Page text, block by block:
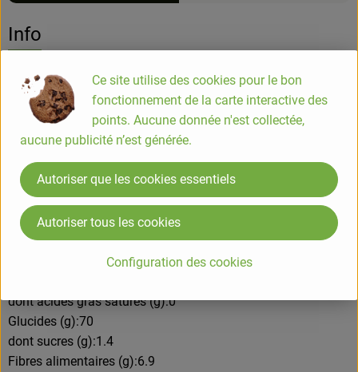
Info
COMPOSITION
farine d'épeautre demi-complète*, sel, extrait de malt d'orge*,
huile d'olive vierge extra*, levure, correcteur d'acidité:
hydroxyde de sodium. *Issus de l'agriculture biologique.
Allergènes
Fabriqué dans un atelier utilisant du Sésame
Valeurs nutritionnelles pour 100g
Energie (kj)/(kcal):1649/391
dont acides gras saturés (g):0
Glucides (g):70
dont sucres (g):1.4
Fibres alimentaires (g):6.9
Ce site utilise des cookies pour le bon
fonctionnement de la carte interactive des
points. Aucune donnée n'est collectée,
aucune publicité n’est générée.
Configuration des cookies
Autoriser que les cookies essentiels
Autoriser tous les cookies